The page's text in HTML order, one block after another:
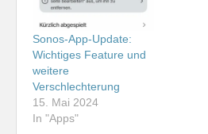
Sonos-App-Update:
Wichtiges Feature und
weitere
Verschlechterung
15. Mai 2024
In "Apps"